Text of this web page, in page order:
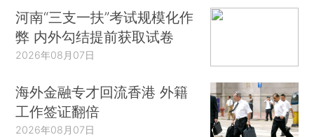
河南“三支一扶”考试规模化作
弊 内外勾结提前获取试卷
2026年08月07日
海外金融专才回流香港 外籍
工作签证翻倍
2026年08月07日